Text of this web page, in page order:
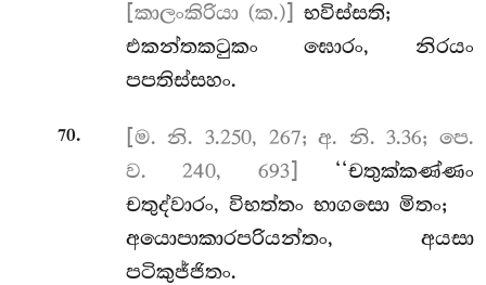
[කාලංකිරියා (ක.)]
භවිස්සති;
එකන්තකටුකං ඝොරං, නිරයං
පපතිස්සහං.
70.
[ම. නි. 3.250, 267; අ. නි. 3.36; පෙ.
ව. 240, 693]
‘‘චතුක්කණ්ණං
චතුද්වාරං, විභත්තං භාගසො මිතං;
අයොපාකාරපරියන්තං, අයසා
පටිකුජ්ජිතං.